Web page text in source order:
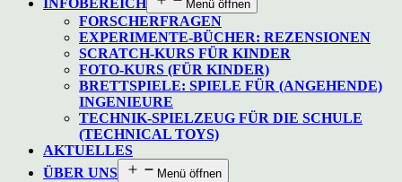
INFOBEREICH
Menü öffnen
FORSCHERFRAGEN
EXPERIMENTE-BÜCHER: REZENSIONEN
SCRATCH-KURS FÜR KINDER
FOTO-KURS (FÜR KINDER)
BRETTSPIELE: SPIELE FÜR (ANGEHENDE)
INGENIEURE
TECHNIK-SPIELZEUG FÜR DIE SCHULE
(TECHNICAL TOYS)
AKTUELLES
ÜBER UNS
Menü öffnen